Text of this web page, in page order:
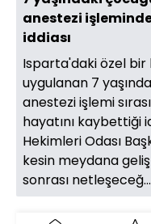
anestezi
iddiası
Isparta'daki özel
uygulanan 7
anestezi işlemi
hayatını kaybettiği
Hekimleri Odası
kesin meydana
sonrası netleşeceğ...